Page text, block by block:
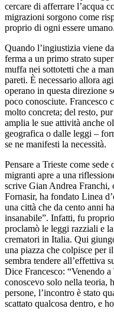
cercare di afferrare l’acqua
migrazioni sorgono come
proprio di ogni essere umano.
Quando l’ingiustizia viene
ferma a un primo strato
muffa nei sottotetti che a
pareti. È necessario allora
operano in questa direzione
poco conosciute. Francesco
molto concreta; del resto,
amplia le sue attività anche
geografica o dalle leggi –
se ne manifesti la necessità.
Pensare a Trieste come
migranti apre a una
scrive Gian Andrea Franchi,
Fornasir, ha fondato Linea
una città che da cento anni
insanabile”. Infatti, fu
proclamò le leggi razziali e
crematori in Italia. Qui
una piazza che colpisce per
sembra tendere all’effettiva
Dice Francesco: “Venendo
conoscevo solo nella teoria,
persone, l’incontro è stato
scattato qualcosa dentro, e